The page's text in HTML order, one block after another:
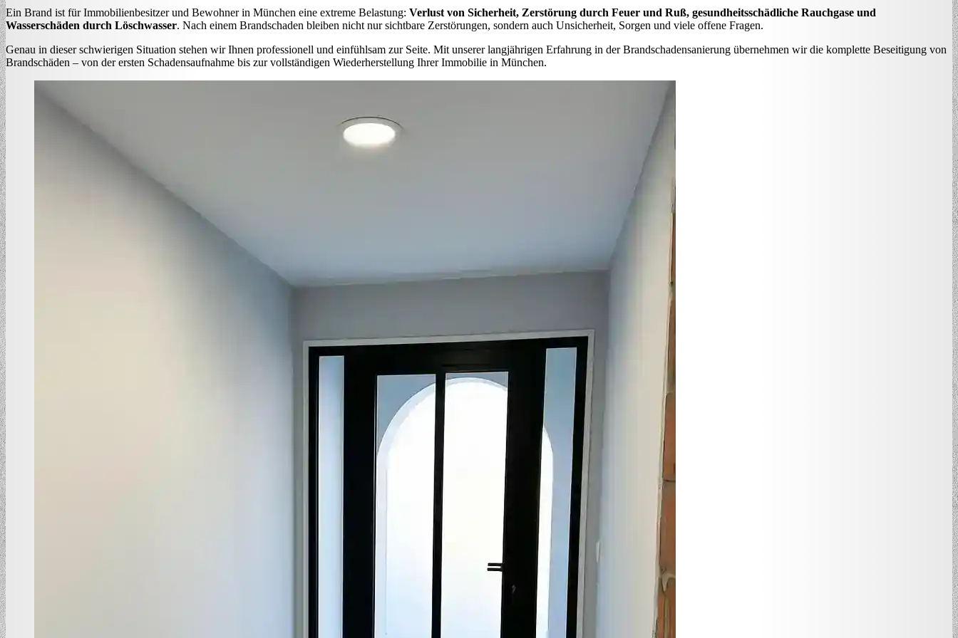
Ein Brand ist für Immobilienbesitzer und Bewohner in München eine extreme Belastung: Verlust von Sicherheit, Zerstörung durch Feuer und Ruß, gesundheitsschädliche Rauchgase und
Wasserschäden durch Löschwasser. Nach einem Brandschaden bleiben nicht nur sichtbare Zerstörungen, sondern auch Unsicherheit, Sorgen und viele offene Fragen.
Genau in dieser schwierigen Situation stehen wir Ihnen professionell und einfühlsam zur Seite. Mit unserer langjährigen Erfahrung in der Brandschadensanierung übernehmen wir die komplette Beseitigung von
Brandschäden – von der ersten Schadensaufnahme bis zur vollständigen Wiederherstellung Ihrer Immobilie in München.